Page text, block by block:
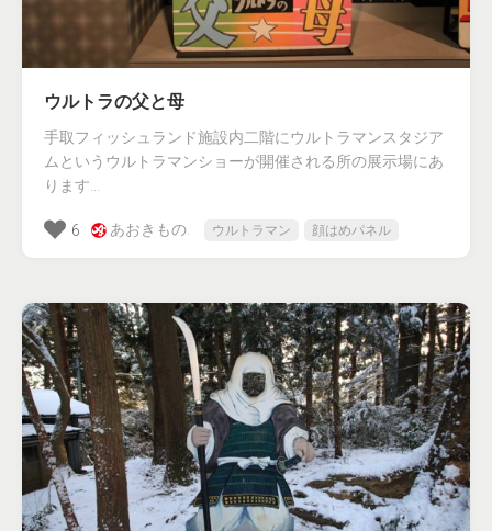
ウルトラの父と母
手取フィッシュランド施設内二階にウルトラマンスタジア
ムというウルトラマンショーが開催される所の展示場にあ
ります...
6 あおきもの. ウルトラマン 顔はめパネル